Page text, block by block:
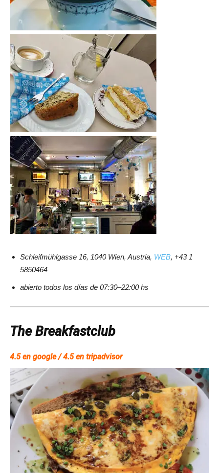
Schleifmühlgasse 16, 1040 Wien, Austria, WEB, +43 1
5850464
abierto todos los días de 07:30–22:00 hs
The Breakfastclub
4.5 en google / 4.5 en tripadvisor